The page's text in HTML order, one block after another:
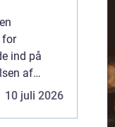
for
ind på
af
10 juli 2026